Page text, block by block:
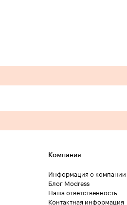
Компания
Информация о компании
Блог Modress
Наша ответственность
Контактная информация